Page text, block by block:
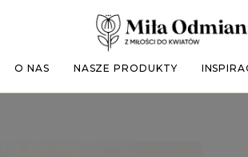
O NAS NASZE PRODUKTY